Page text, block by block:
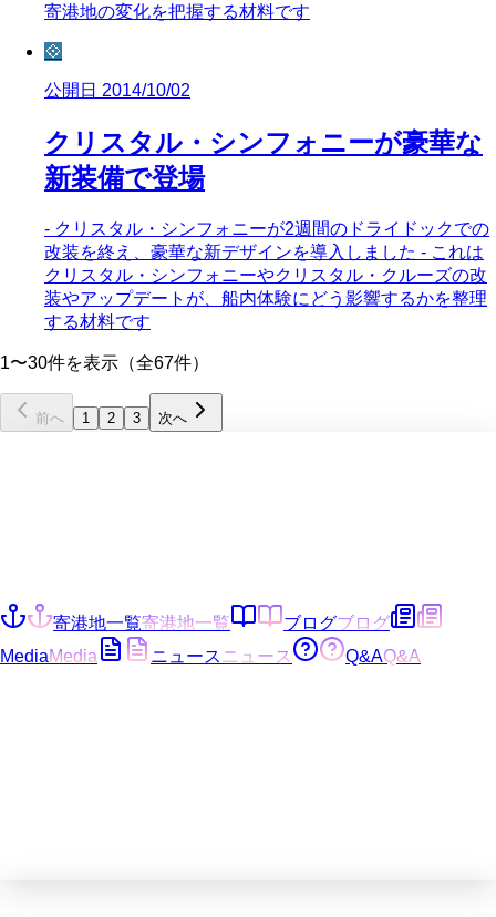
寄港地の変化を把握する材料です
💠
公開日 2014/10/02
クリスタル・シンフォニーが豪華な
新装備で登場
- クリスタル・シンフォニーが2週間のドライドックでの
改装を終え、豪華な新デザインを導入しました - これは
クリスタル・シンフォニーやクリスタル・クルーズの改
装やアップデートが、船内体験にどう影響するかを整理
する材料です
1〜30件を表示（全67件）
前へ 1 2 3 次へ
寄港地一覧寄港地一覧 ブログブログ
MediaMedia ニュース ニュース Q&AQ&A